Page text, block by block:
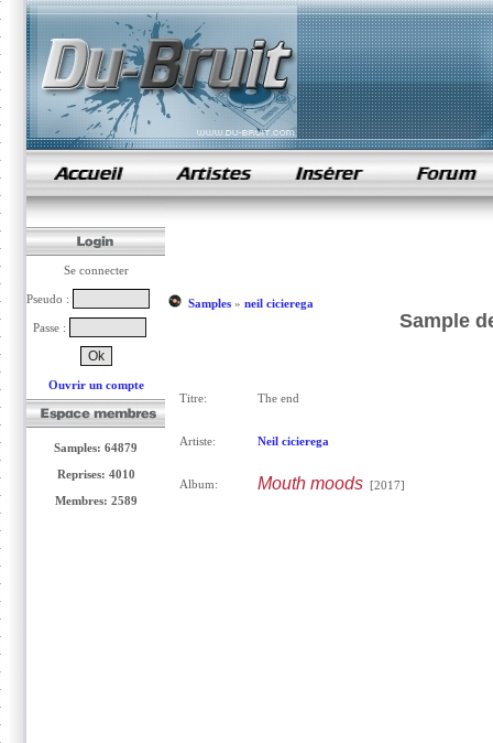
samples de rap
Se connecter
Pseudo :
Passe :
Ouvrir un compte
Samples: 64879
Reprises: 4010
Membres: 2589
Samples» neil cicierega
Sample
Titre: The end
Artiste: Neil cicierega
Album: Mouth moods[2017]